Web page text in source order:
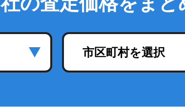
市区町村を選択